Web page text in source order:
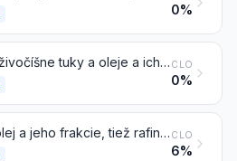
0%
Ostatné živočíšne tuky a oleje a ich frakcie, tiež rafinované, ale chemicky nemodifikované CLO
0%
Sójový olej a jeho frakcie, tiež rafinované, ale chemicky nemodifikované CLO
6%